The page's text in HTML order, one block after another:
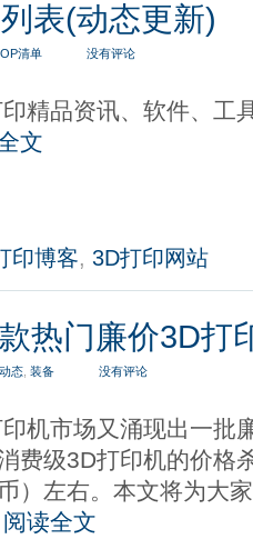
表(动态更新)
清单 没有评论
精品资讯、软件、工
文
印博客, 3D打印网站
热门廉价3D打
动态 装备 没有评论
机市场又涌现出一批
费级3D打印机的价格
）左右。本文将为大
阅读全文